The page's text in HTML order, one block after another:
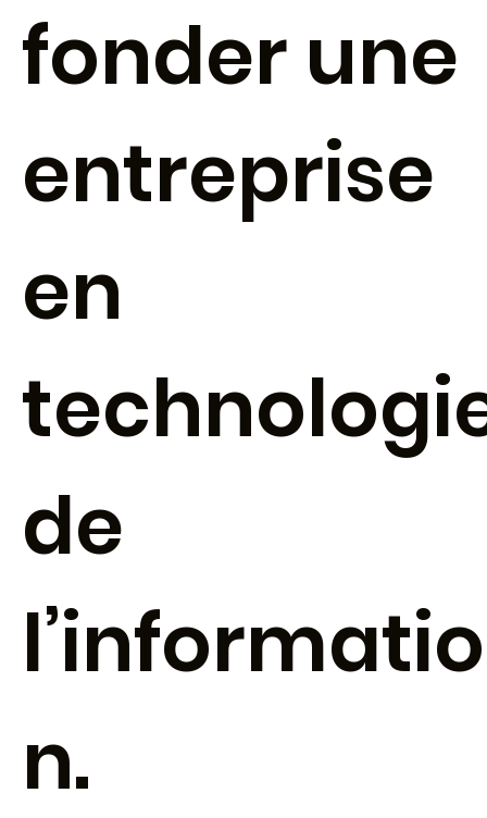
fonder une
entreprise
en
de
l’informatio
n.